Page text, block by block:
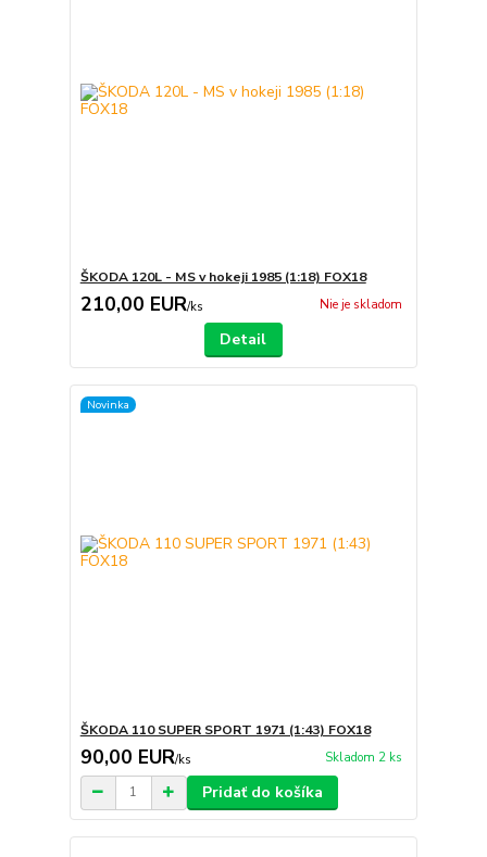
ŠKODA 120L - MS v hokeji 1985 (1:18) FOX18
210,00 EUR/ks Nie je skladom
Detail
Novinka
ŠKODA 110 SUPER SPORT 1971 (1:43) FOX18
90,00 EUR/ks Skladom 2 ks
Pridať do košíka